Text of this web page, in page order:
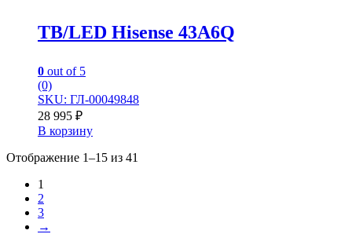
TB/LED Hisense 43A6Q
0 out of 5
(0)
SKU: ГЛ-00049848
28 995 ₽
В корзину
Отображение 1–15 из 41
1
2
3
→